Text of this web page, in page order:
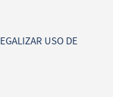
USO DE